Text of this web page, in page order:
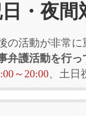
・夜間
の活動が非常に
弁護活動を行っ
～20:00、土日